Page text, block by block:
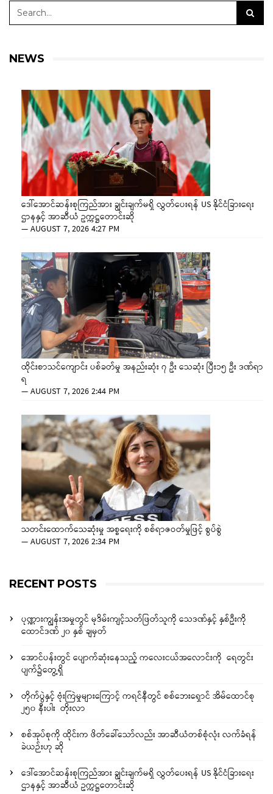
NEWS
ဒေါ်အောင်ဆန်းစုကြည်အား ချွင်းချက်မရှိ လွှတ်ပေးရန် US နိုင်ငံခြားရေး
ဌာနနှင့် အာဆီယံ ဥက္ကဋ္ဌတောင်းဆို
—AUGUST 7, 2026 4:27 PM
ထိုင်းစာသင်ကျောင်း ပစ်ခတ်မှု အနည်းဆုံး ၇ ဦး သေဆုံး ပြီး၁၅ ဦး ဒဏ်ရာ
ရ
—AUGUST 7, 2026 2:44 PM
သတင်းထောက်သေဆုံးမှု အစ္စရေးကို စစ်ရာဇဝတ်မှုဖြင့် စွပ်စွဲ
—AUGUST 7, 2026 2:34 PM
RECENT POSTS
ပုဏ္ဏားကျွန်းအမှုတွင် မုဒိမ်းကျင့်သတ်ဖြတ်သူကို သေဒဏ်နှင့် နှစ်ဦးကို
ထောင်ဒဏ် ၂၀ နှစ် ချမှတ်
အောင်ပန်းတွင် ပျောက်ဆုံးနေသည့် ကလေးငယ်အလောင်းကို ရေတွင်း
ပျက်၌တွေ့ရှိ
တိုက်ပွဲနှင့် ဗုံးကြဲမှုများကြောင့် ကရင်နီတွင် စစ်ဘေးရှောင် အိမ်ထောင်စု
၂၅၀ နီးပါး တိုးလာ
စစ်အုပ်စုကို ထိုင်းက ဖိတ်ခေါ်သော်လည်း အာဆီယံတစ်စုံလုံး လက်ခံရန်
ခဲယဉ်းဟု ဆို
ဒေါ်အောင်ဆန်းစုကြည်အား ချွင်းချက်မရှိ လွှတ်ပေးရန် US နိုင်ငံခြားရေး
ဌာနနှင့် အာဆီယံ ဥက္ကဋ္ဌတောင်းဆို